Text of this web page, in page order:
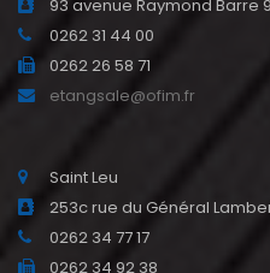
93 avenue Raymond Barre
0262 31 44 00
0262 26 58 71
etangsale@ofim.fr
Saint Leu
253c rue du Général
0262 34 77 17
0262 34 92 38